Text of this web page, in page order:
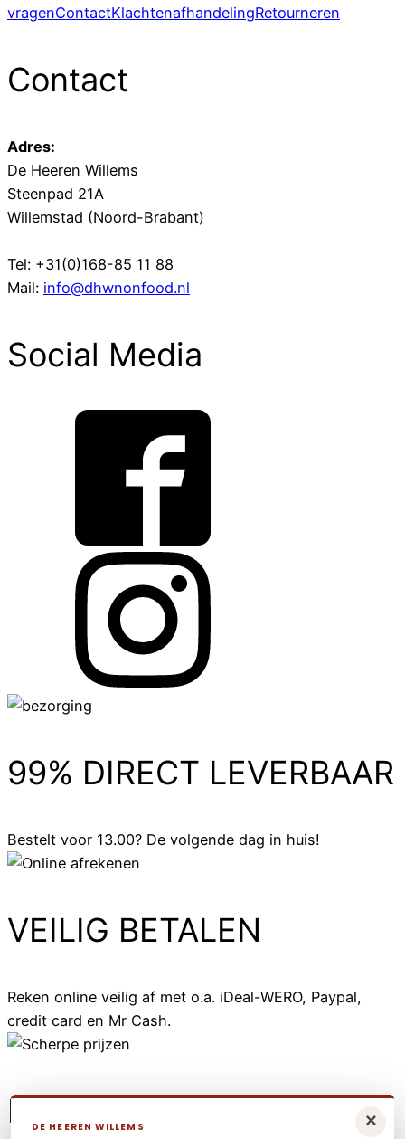
vragenContactKlachtenafhandelingRetourneren
Contact
Adres:
De Heeren Willems
Steenpad 21A
Willemstad (Noord-Brabant)
Tel: +31(0)168-85 11 88
Mail: info@dhwnonfood.nl
Social Media
99% DIRECT LEVERBAAR
Bestelt voor 13.00? De volgende dag in huis!
VEILIG BETALEN
Reken online veilig af met o.a. iDeal-WERO, Paypal,
credit card en Mr Cash.
LAAGSTE PRIJS ×
DE HEEREN WILLEMS